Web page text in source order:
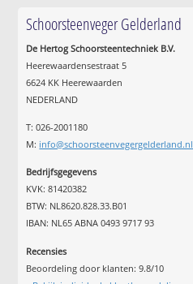
Schoorsteenveger Gelderland
De Hertog Schoorsteentechniek B.V.
Heerewaardensestraat 5
6624 KK Heerewaarden
NEDERLAND
T: 026-2001180
M: info@schoorsteenvegergelderland.nl
Bedrijfsgegevens
KVK: 81420382
BTW: NL8620.828.33.B01
IBAN: NL65 ABNA 0493 9717 93
Recensies
Beoordeling door klanten:9.8/10